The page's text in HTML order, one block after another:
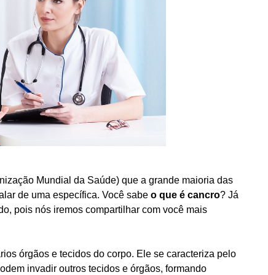
Mundial da Saúde) que a grande maioria das
de uma específica. Você sabe o que é cancro? Já
pois nós iremos compartilhar com você mais
órgãos e tecidos do corpo. Ele se caracteriza pelo
invadir outros tecidos e órgãos, formando